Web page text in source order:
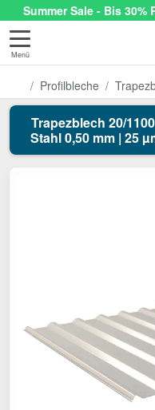
Summer Sale - Bis
Menü
Profilbleche
Trapezblech 20/
Stahl 0,50 mm | 25